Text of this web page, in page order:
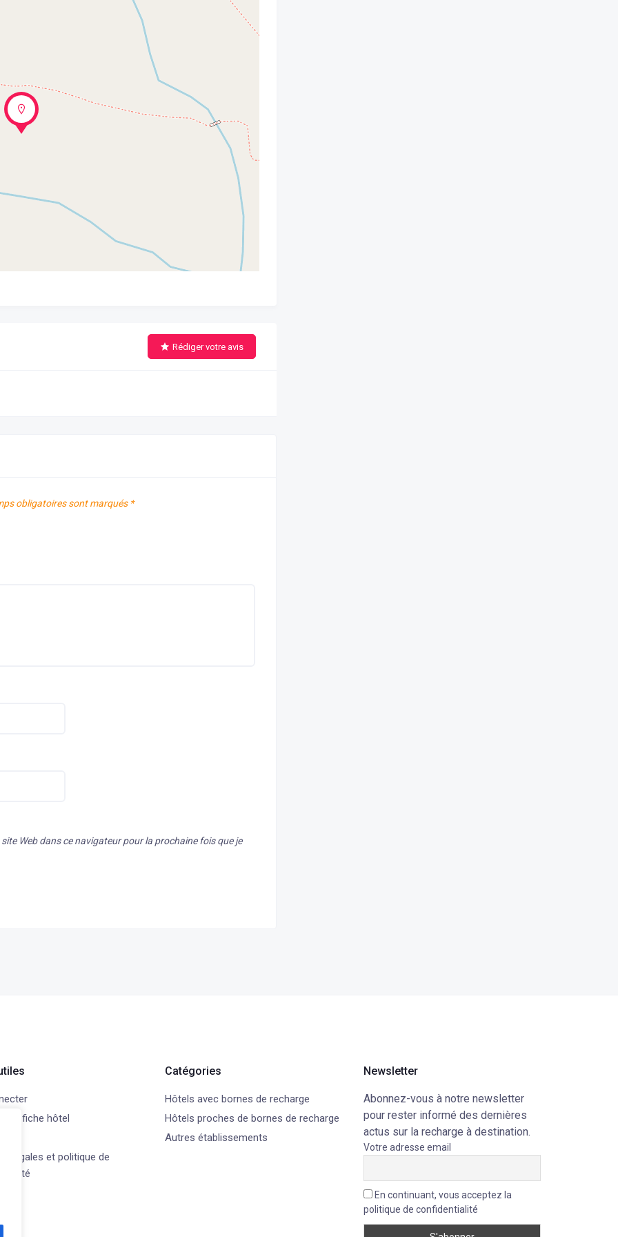
Rédiger votre avis
obligatoires sont marqués *
Web dans ce navigateur pour la prochaine fois que je
fiche hôtel
légales et politique de
Catégories
Hôtels avec bornes de recharge
Hôtels proches de bornes de recharge
Autres établissements
Newsletter
Abonnez-vous à notre newsletter
pour rester informé des dernières
actus sur la recharge à destination.
Votre adresse email
En continuant, vous acceptez la
politique de confidentialité